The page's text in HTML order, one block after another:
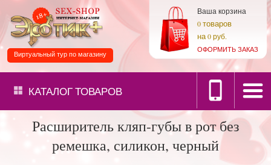
Ваша корзина
0товаров
на0 руб.
ОФОРМИТЬ ЗАКАЗ
Виртуальный тур по магазину
КАТАЛОГТОВАРОВ
Расширитель кляп-губы в рот без
ремешка, силикон, черный